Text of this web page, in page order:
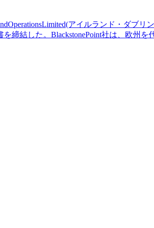
アイルランド・ダブリ
締結した。BlackstonePoint社は、欧州